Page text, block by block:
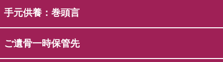
手元供養：巻頭言
ご遺骨一時保管先